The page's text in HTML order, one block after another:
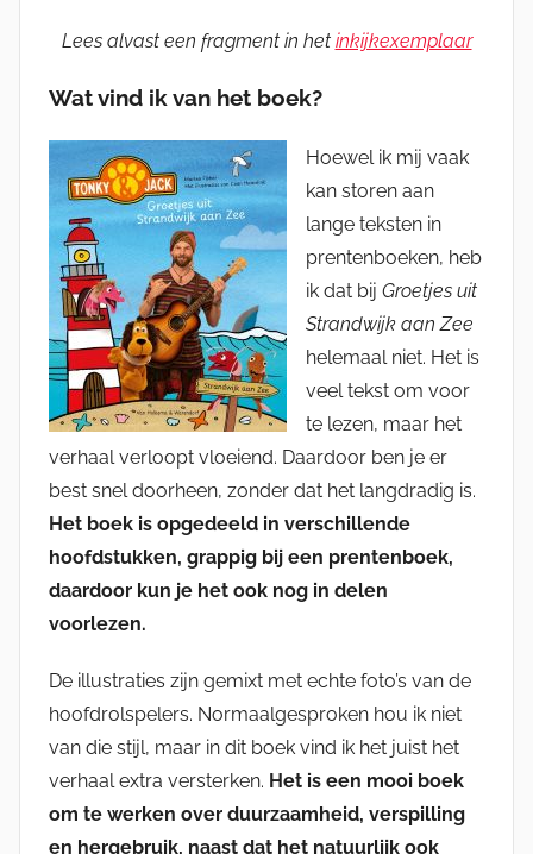
Lees alvast een fragment in het inkijkexemplaar
Wat vind ik van het boek?
Hoewel ik mij vaak
kan storen aan
lange teksten in
prentenboeken, heb
ik dat bij Groetjes uit
Strandwijk aan Zee
helemaal niet. Het is
veel tekst om voor
te lezen, maar het
verhaal verloopt vloeiend. Daardoor ben je er
best snel doorheen, zonder dat het langdradig is.
Het boek is opgedeeld in verschillende
hoofdstukken, grappig bij een prentenboek,
daardoor kun je het ook nog in delen
voorlezen.
De illustraties zijn gemixt met echte foto’s van de
hoofdrolspelers. Normaalgesproken hou ik niet
van die stijl, maar in dit boek vind ik het juist het
verhaal extra versterken. Het is een mooi boek
om te werken over duurzaamheid, verspilling
en hergebruik, naast dat het natuurlijk ook